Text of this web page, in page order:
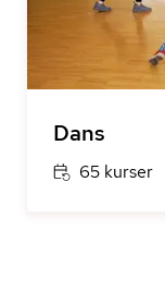
Dans
65 kurser